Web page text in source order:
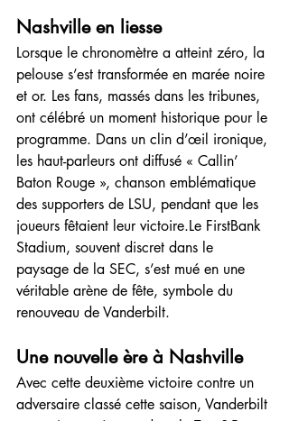
Nashville en liesse
Lorsque le chronomètre a atteint zéro, la
pelouse s’est transformée en marée noire
et or. Les fans, massés dans les tribunes,
ont célébré un moment historique pour le
programme. Dans un clin d’œil ironique,
les haut-parleurs ont diffusé « Callin’
Baton Rouge », chanson emblématique
des supporters de LSU, pendant que les
joueurs fêtaient leur victoire.Le FirstBank
Stadium, souvent discret dans le
paysage de la SEC, s’est mué en une
véritable arène de fête, symbole du
renouveau de Vanderbilt.
Une nouvelle ère à Nashville
Avec cette deuxième victoire contre un
adversaire classé cette saison, Vanderbilt